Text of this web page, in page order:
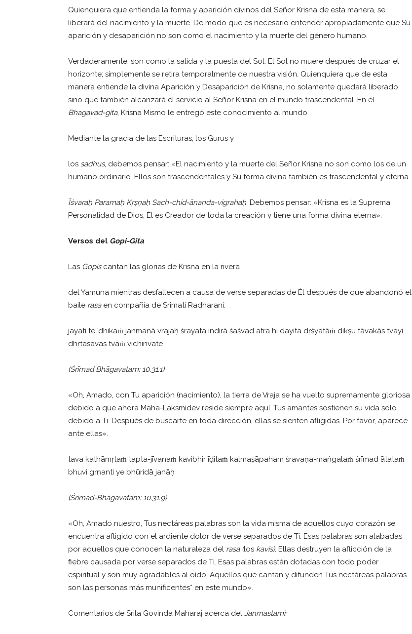
Quienquiera que entienda la forma y aparición divinos del Señor Krisna de esta manera, se
liberará del nacimiento y la muerte. De modo que es necesario entender apropiadamente que Su
aparición y desaparición no son como el nacimiento y la muerte del género humano.
Verdaderamente, son como la salida y la puesta del Sol. El Sol no muere después de cruzar el
horizonte; simplemente se retira temporalmente de nuestra visión. Quienquiera que de esta
manera entiende la divina Aparición y Desaparición de Krisna, no solamente quedará liberado
sino que también alcanzará el servicio al Señor Krisna en el mundo trascendental. En el
Bhagavad-gita, Krisna Mismo le entregó este conocimiento al mundo.
Mediante la gracia de las Escrituras, los Gurus y
los sadhus, debemos pensar: «El nacimiento y la muerte del Señor Krisna no son como los de un
humano ordinario. Ellos son trascendentales y Su forma divina también es trascendental y eterna.
Īśvaraḥ Paramaḥ Kṛṣṇaḥ Sach-chid-ānanda-vigrahaḥ. Debemos pensar: «Krisna es la Suprema
Personalidad de Dios, Él es Creador de toda la creación y tiene una forma divina eterna».
Versos del Gopi-Gita
Las Gopis cantan las glorias de Krisna en la rivera
del Yamuna mientras desfallecen a causa de verse separadas de Él después de que abandonó el
baile rasa en compañía de Srimati Radharani:
jayati te ’dhikaṁ janmanā vrajaḥ śrayata indirā śaśvad atra hi dayita dṛśyatāṁ dikṣu tāvakās tvayi
dhṛtāsavas tvāṁ vichinvate
(Śrīmad Bhāgavatam: 10.31.1)
«Oh, Amado, con Tu aparición (nacimiento), la tierra de Vraja se ha vuelto supremamente gloriosa
debido a que ahora Maha-Laksmidev reside siempre aquí. Tus amantes sostienen su vida solo
debido a Ti. Después de buscarte en toda dirección, ellas se sienten afligidas. Por favor, aparece
ante ellas».
tava kathāmṛtaṁ tapta-jīvanaṁ kavibhir īḍitaṁ kalmaṣāpaham śravaṇa-maṅgalaṁ śrīmad ātataṁ
bhuvi gṛṇanti ye bhūridā janāḥ
(Śrīmad-Bhāgavatam: 10.31.9)
«Oh, Amado nuestro, Tus nectáreas palabras son la vida misma de aquellos cuyo corazón se
encuentra afligido con el ardiente dolor de verse separados de Ti. Esas palabras son alabadas
por aquellos que conocen la naturaleza del rasa (los kavis). Ellas destruyen la aflicción de la
fiebre causada por verse separados de Ti. Esas palabras están dotadas con todo poder
espiritual y son muy agradables al oído. Aquellos que cantan y difunden Tus nectáreas palabras
son las personas más munificentes* en este mundo».
Comentarios de Srila Govinda Maharaj acerca del Janmastami: